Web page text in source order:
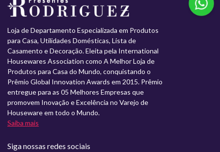
Loja de Departamento Especializada em Produtos
para Casa, Utilidades Domésticas, Lista de
Casamento e Decoração. Eleita pela International
Housewares Association como A Melhor Loja de
Produtos para Casa do Mundo, conquistando o
Prêmio Global Innovation Awards em 2015. Prêmio
entregue para as 05 Melhores Empresas que
promovem Inovação e Excelência no Varejo de
Houseware em todo o Mundo.
Saiba mais
Siga nossas redes sociais